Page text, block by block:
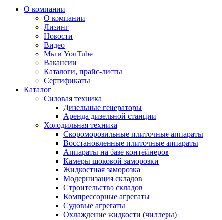
О компании
О компании
Лизинг
Новости
Видео
Мы в YouTube
Вакансии
Каталоги, прайс-листы
Сертификаты
Каталог
Силовая техника
Дизельные генераторы
Аренда дизельной станции
Холодильная техника
Cкороморозильные плиточные аппараты
Восстановленные плиточные аппараты
Аппараты на базе контейнеров
Камеры шоковой заморозки
Жидкостная заморозка
Модернизация складов
Строительство складов
Компрессорные агрегаты
Судовые агрегаты
Охлаждение жидкости (чиллеры)